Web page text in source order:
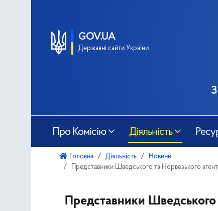
GOV.UA
Державні сайти України
Про Комісію Діяльність
Головна Діяльність
Новини
Представники Шведського та Норвезького
Представники Шведського